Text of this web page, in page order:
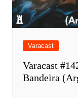
Varacast
Varacast
Bandeira